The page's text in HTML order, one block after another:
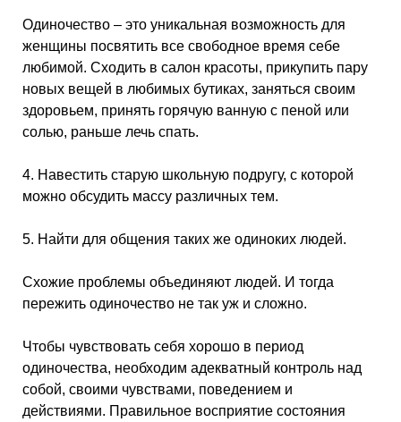
Одиночество – это уникальная возможность для
женщины посвятить все свободное время себе
любимой. Сходить в салон красоты, прикупить пару
новых вещей в любимых бутиках, заняться своим
здоровьем, принять горячую ванную с пеной или
солью, раньше лечь спать.
4. Навестить старую школьную подругу, с которой
можно обсудить массу различных тем.
5. Найти для общения таких же одиноких людей.
Схожие проблемы объединяют людей. И тогда
пережить одиночество не так уж и сложно.
Чтобы чувствовать себя хорошо в период
одиночества, необходим адекватный контроль над
собой, своими чувствами, поведением и
действиями. Правильное восприятие состояния